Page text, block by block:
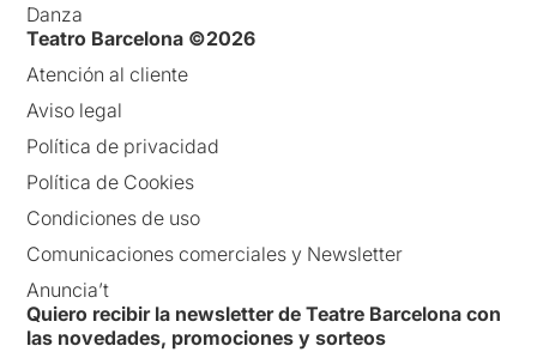
Danza
Teatro Barcelona ©2026
Atención al cliente
Aviso legal
Política de privacidad
Política de Cookies
Condiciones de uso
Comunicaciones comerciales y Newsletter
Anuncia’t
Quiero recibir la newsletter de Teatre Barcelona con
las novedades, promociones y sorteos